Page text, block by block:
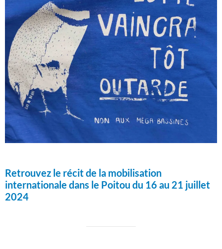
Retrouvez le récit de la mobilisation
internationale dans le Poitou du 16 au 21 juillet
2024